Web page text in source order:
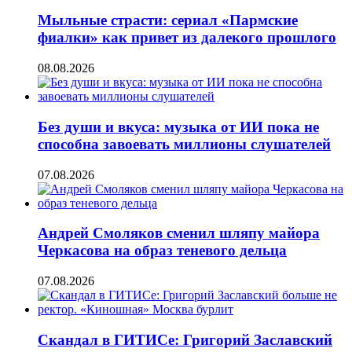
Мыльные страсти: сериал «Пармские
фиалки» как привет из далекого прошлого
08.08.2026
Без души и вкуса: музыка от ИИ пока не
способна завоевать миллионы слушателей
07.08.2026
Андрей Смоляков сменил шляпу майора
Черкасова на образ теневого дельца
07.08.2026
Скандал в ГИТИСе: Григорий Заславский